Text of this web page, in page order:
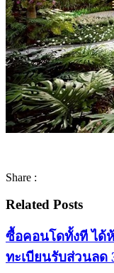
Share :
Related Posts
ซื้อคอนโดทั้งที ได้
ทะเบียนรับส่วนลด